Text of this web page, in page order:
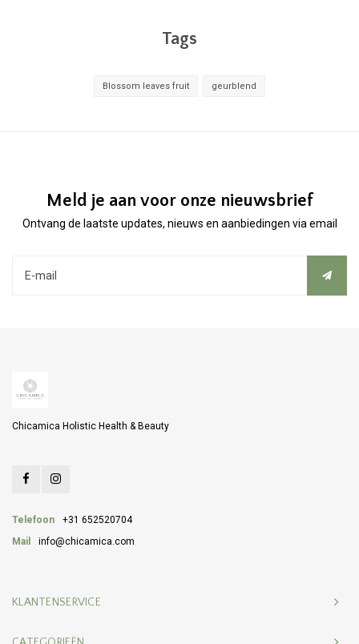
Tags
Blossom leaves fruit geurblend
Meld je aan voor onze nieuwsbrief
Ontvang de laatste updates, nieuws en aanbiedingen via email
Chicamica Holistic Health & Beauty
Telefoon
+31 652520704
Mail
info@chicamica.com
KLANTENSERVICE